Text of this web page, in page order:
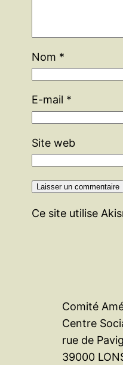
Nom *
E-mail *
Site web
Ce site utilise
Comité
Centre
rue de
39000